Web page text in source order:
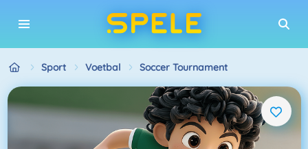
Sport Voetbal Soccer Tournament